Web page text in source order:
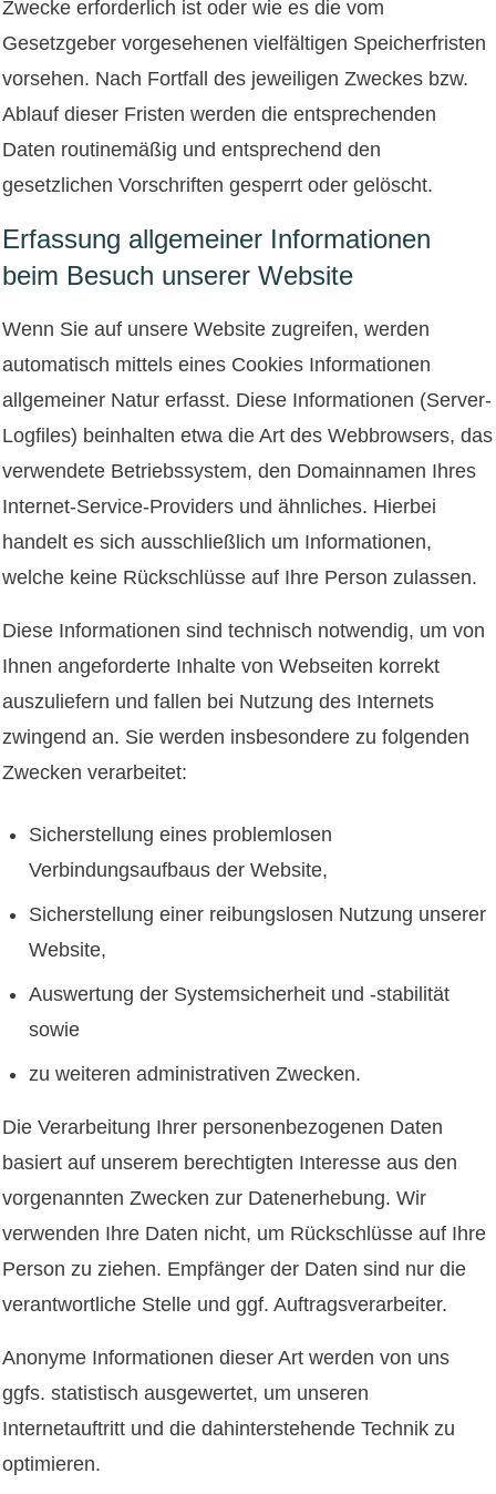
Zwecke erforderlich ist oder wie es die vom
Gesetzgeber vorgesehenen vielfältigen Speicherfristen
vorsehen. Nach Fortfall des jeweiligen Zweckes bzw.
Ablauf dieser Fristen werden die entsprechenden
Daten routinemäßig und entsprechend den
gesetzlichen Vorschriften gesperrt oder gelöscht.
Erfassung allgemeiner Informationen
beim Besuch unserer Website
Wenn Sie auf unsere Website zugreifen, werden
automatisch mittels eines Cookies Informationen
allgemeiner Natur erfasst. Diese Informationen (Server-
Logfiles) beinhalten etwa die Art des Webbrowsers, das
verwendete Betriebssystem, den Domainnamen Ihres
Internet-Service-Providers und ähnliches. Hierbei
handelt es sich ausschließlich um Informationen,
welche keine Rückschlüsse auf Ihre Person zulassen.
Diese Informationen sind technisch notwendig, um von
Ihnen angeforderte Inhalte von Webseiten korrekt
auszuliefern und fallen bei Nutzung des Internets
zwingend an. Sie werden insbesondere zu folgenden
Zwecken verarbeitet:
Sicherstellung eines problemlosen
Verbindungsaufbaus der Website,
Sicherstellung einer reibungslosen Nutzung unserer
Website,
Auswertung der Systemsicherheit und -stabilität
sowie
zu weiteren administrativen Zwecken.
Die Verarbeitung Ihrer personenbezogenen Daten
basiert auf unserem berechtigten Interesse aus den
vorgenannten Zwecken zur Datenerhebung. Wir
verwenden Ihre Daten nicht, um Rückschlüsse auf Ihre
Person zu ziehen. Empfänger der Daten sind nur die
verantwortliche Stelle und ggf. Auftragsverarbeiter.
Anonyme Informationen dieser Art werden von uns
ggfs. statistisch ausgewertet, um unseren
Internetauftritt und die dahinterstehende Technik zu
optimieren.